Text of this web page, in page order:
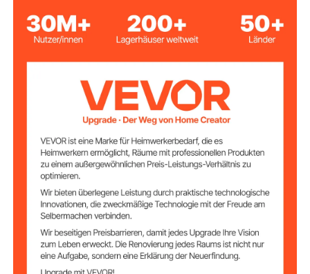
Spannungsfreque
nz
AC100-240V 50/60Hz
Eingangsleistung 36 W
≤ 50 L/min
Hauptmaterial Aluminiumlegierung
Artikelabmessung
8,66 x 5,35 x 4,13 Zoll / 220
x 136 × 105 mm